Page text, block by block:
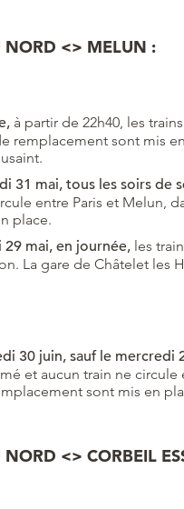
NORD <> MELUN :
à partir de 22h40, les
remplacement sont mis
31 mai, tous les soirs de
entre Paris et Melun,
place.
mai, en journée, les
La gare de Châtelet les
30 juin, sauf le mercredi
et aucun train ne
sont mis en
<> CORBEIL